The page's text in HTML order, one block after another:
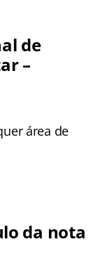
de
–
área de
da nota